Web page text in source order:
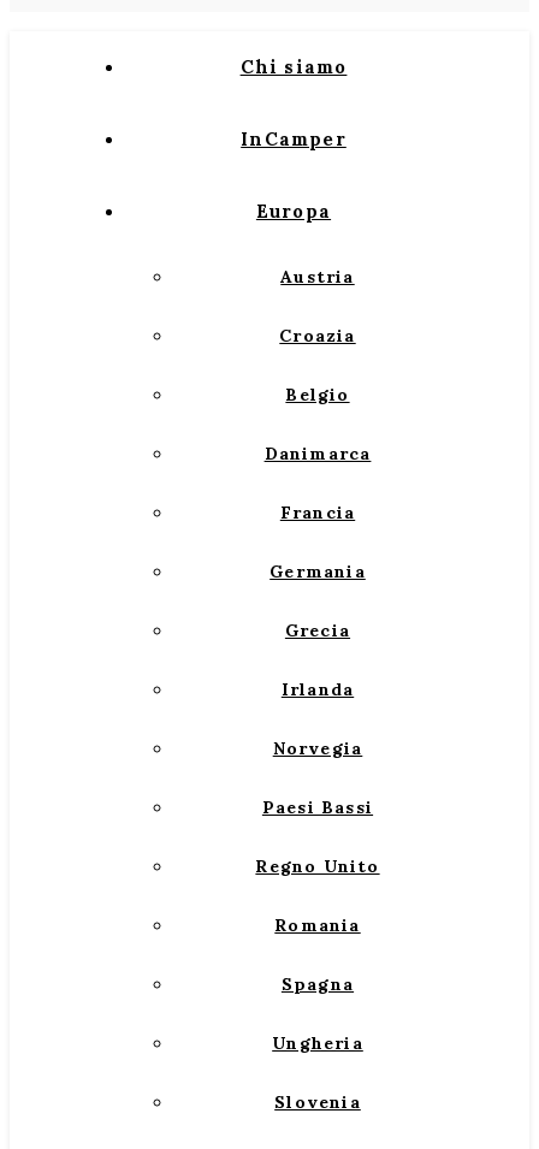
Chi siamo
InCamper
Europa
Austria
Croazia
Belgio
Danimarca
Francia
Germania
Grecia
Irlanda
Norvegia
Paesi Bassi
Regno Unito
Romania
Spagna
Ungheria
Slovenia